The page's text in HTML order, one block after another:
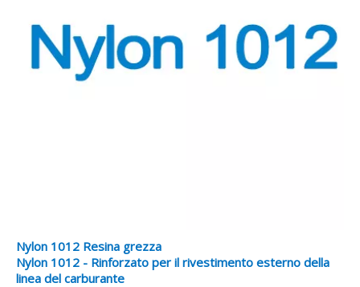
Nylon 1012 Resina grezza
Nylon 1012 - Rinforzato per il rivestimento esterno della
linea del carburante